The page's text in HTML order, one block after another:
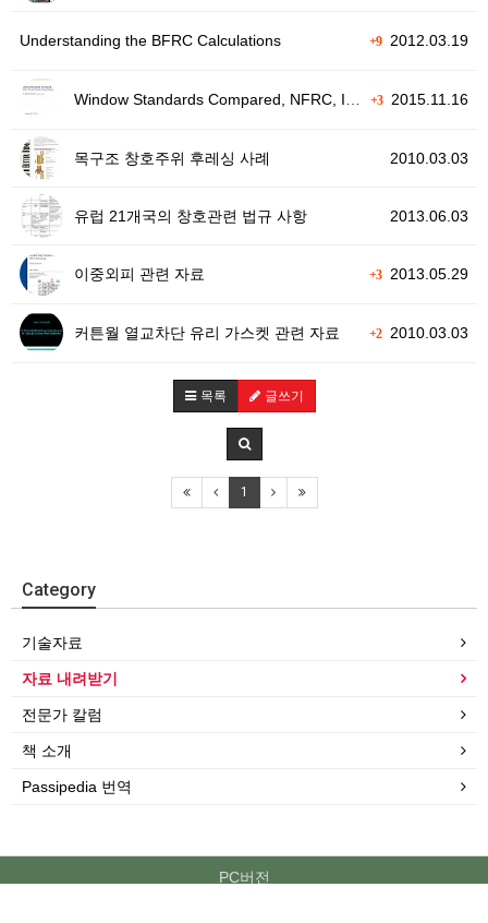
+92012.03.19
Understanding the BFRC Calculations
+32015.11.16
Window Standards Compared, NFRC, ISO and Passive H…
2010.03.03
목구조 창호주위 후레싱 사례
2013.06.03
유럽 21개국의 창호관련 법규 사항
+32013.05.29
이중외피 관련 자료
+22010.03.03
커튼월 열교차단 유리 가스켓 관련 자료
목록 글쓰기
1
Category
기술자료
자료 내려받기
전문가 칼럼
책 소개
Passipedia 번역
PC버전